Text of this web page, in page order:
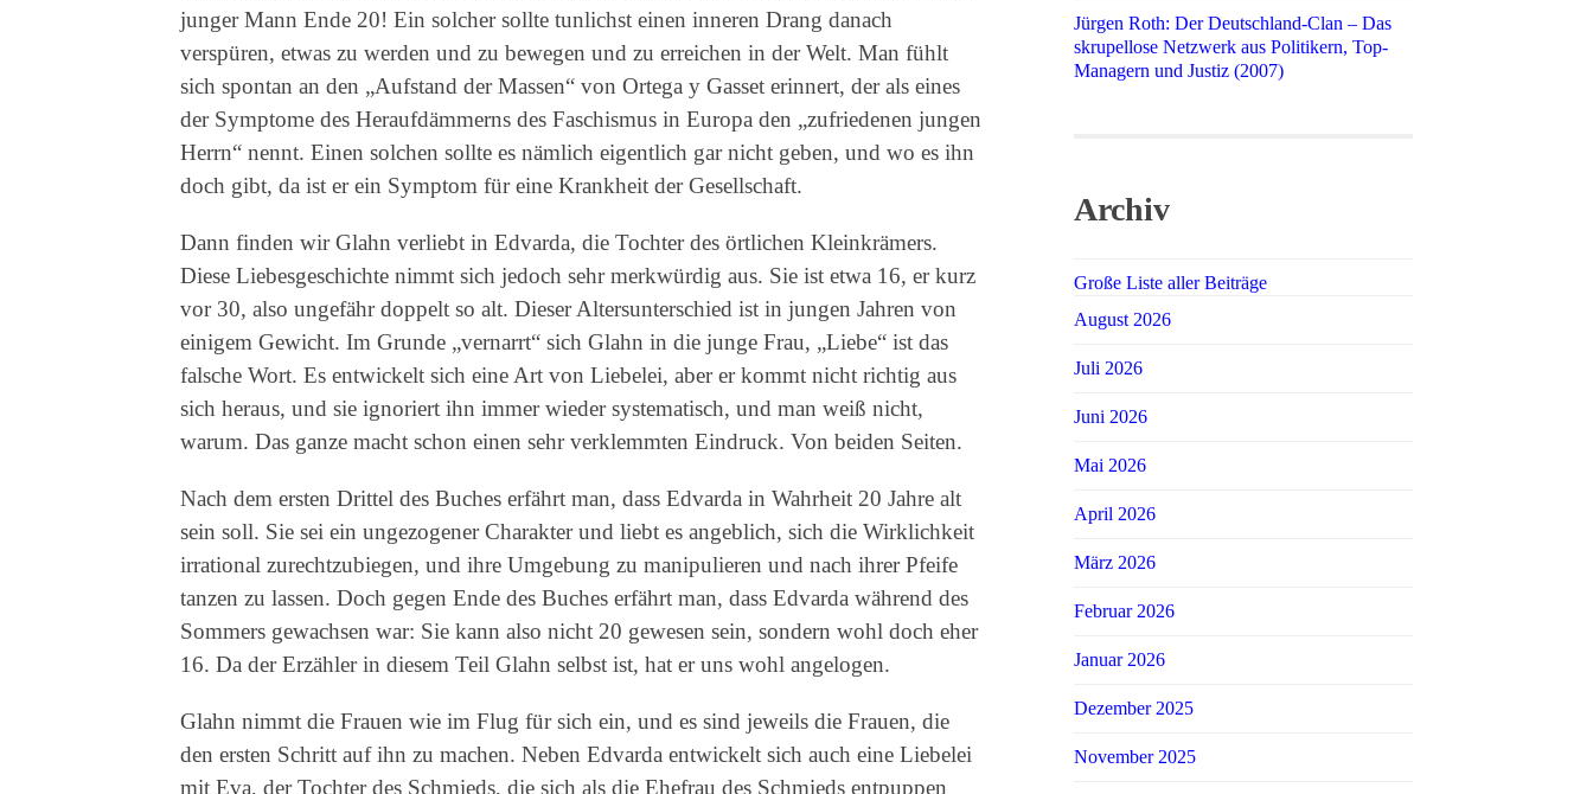
junger Mann Ende 20! Ein solcher sollte tunlichst einen inneren Drang danach
verspüren, etwas zu werden und zu bewegen und zu erreichen in der Welt. Man fühlt
sich spontan an den „Aufstand der Massen“ von Ortega y Gasset erinnert, der als eines
der Symptome des Heraufdämmerns des Faschismus in Europa den „zufriedenen jungen
Herrn“ nennt. Einen solchen sollte es nämlich eigentlich gar nicht geben, und wo es ihn
doch gibt, da ist er ein Symptom für eine Krankheit der Gesellschaft.
Dann finden wir Glahn verliebt in Edvarda, die Tochter des örtlichen Kleinkrämers.
Diese Liebesgeschichte nimmt sich jedoch sehr merkwürdig aus. Sie ist etwa 16, er kurz
vor 30, also ungefähr doppelt so alt. Dieser Altersunterschied ist in jungen Jahren von
einigem Gewicht. Im Grunde „vernarrt“ sich Glahn in die junge Frau, „Liebe“ ist das
falsche Wort. Es entwickelt sich eine Art von Liebelei, aber er kommt nicht richtig aus
sich heraus, und sie ignoriert ihn immer wieder systematisch, und man weiß nicht,
warum. Das ganze macht schon einen sehr verklemmten Eindruck. Von beiden Seiten.
Nach dem ersten Drittel des Buches erfährt man, dass Edvarda in Wahrheit 20 Jahre alt
sein soll. Sie sei ein ungezogener Charakter und liebt es angeblich, sich die Wirklichkeit
irrational zurechtzubiegen, und ihre Umgebung zu manipulieren und nach ihrer Pfeife
tanzen zu lassen. Doch gegen Ende des Buches erfährt man, dass Edvarda während des
Sommers gewachsen war: Sie kann also nicht 20 gewesen sein, sondern wohl doch eher
16. Da der Erzähler in diesem Teil Glahn selbst ist, hat er uns wohl angelogen.
Glahn nimmt die Frauen wie im Flug für sich ein, und es sind jeweils die Frauen, die
den ersten Schritt auf ihn zu machen. Neben Edvarda entwickelt sich auch eine Liebelei
mit Eva, der Tochter des Schmieds, die sich als die Ehefrau des Schmieds entpuppen
Jürgen Roth: Der Deutschland-Clan – Das
skrupellose Netzwerk aus Politikern, Top-
Managern und Justiz (2007)
Archiv
Große Liste aller Beiträge
August 2026
Juli 2026
Juni 2026
Mai 2026
April 2026
März 2026
Februar 2026
Januar 2026
Dezember 2025
November 2025